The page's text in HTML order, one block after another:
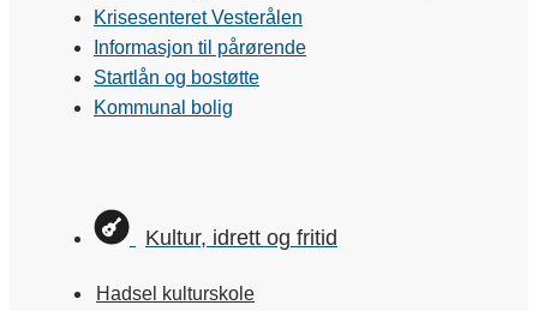
Krisesenteret Vesterålen
Informasjon til pårørende
Startlån og bostøtte
Kommunal bolig
Kultur, idrett og fritid
Hadsel kulturskole